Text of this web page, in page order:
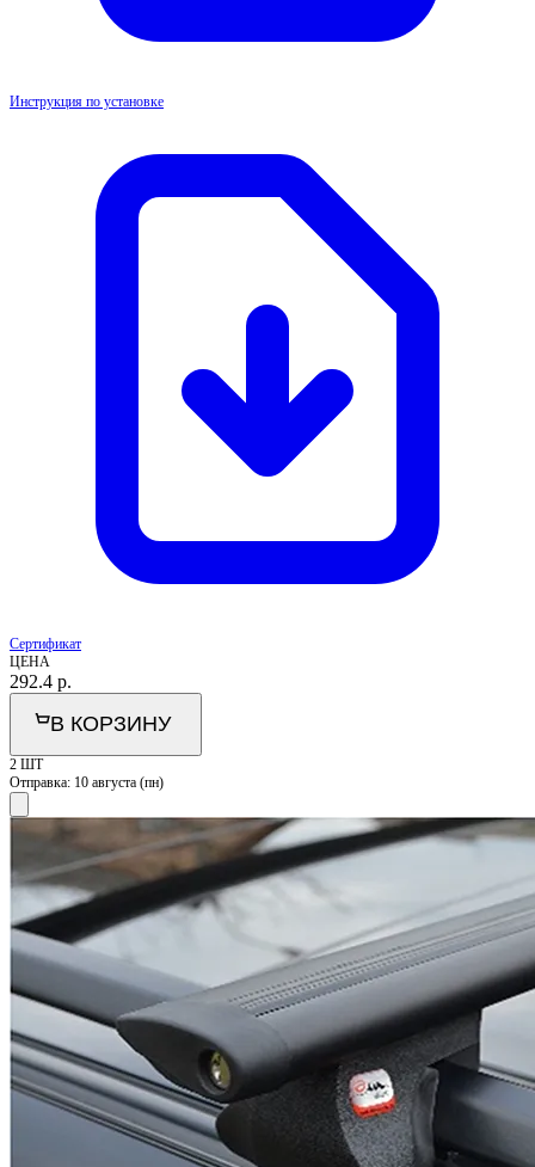
Инструкция по установке
Сертификат
ЦЕНА
292.4 р.
В КОРЗИНУ
2 ШТ
Отправка: 10 августа (пн)